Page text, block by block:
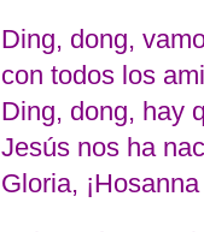
Ding, dong,
con todos los
Ding, dong, hay
Jesús nos ha
Gloria,